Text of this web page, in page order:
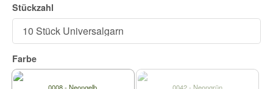
Stückzahl
Farbe